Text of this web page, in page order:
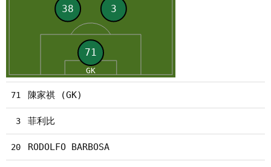
71 陳家祺 (GK)
3 菲利比
20 RODOLFO BARBOSA